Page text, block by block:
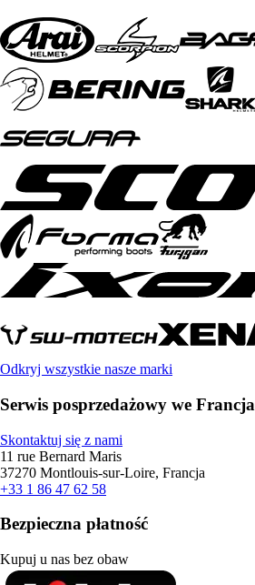
Odkryj wszystkie nasze marki
Serwis posprzedażowy we Francja
Skontaktuj się z nami
11 rue Bernard Maris
37270 Montlouis-sur-Loire, Francja
+33 1 86 47 62 58
Bezpieczna płatność
Kupuj u nas bez obaw